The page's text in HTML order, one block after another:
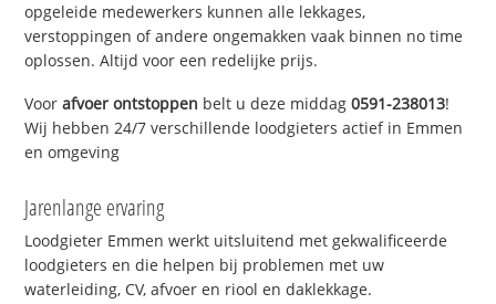
opgeleide medewerkers kunnen alle lekkages,
verstoppingen of andere ongemakken vaak binnen no time
oplossen. Altijd voor een redelijke prijs.
Voorafvoer ontstoppen belt u deze middag0591-238013!
Wij hebben 24/7 verschillende loodgieters actief in Emmen
en omgeving
Jarenlange ervaring
Loodgieter Emmen werkt uitsluitend met gekwalificeerde
loodgieters en die helpen bij problemen met uw
waterleiding, CV, afvoer en riool en daklekkage.